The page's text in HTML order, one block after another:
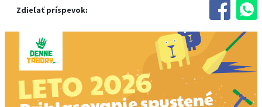
Zdieľať príspevok: